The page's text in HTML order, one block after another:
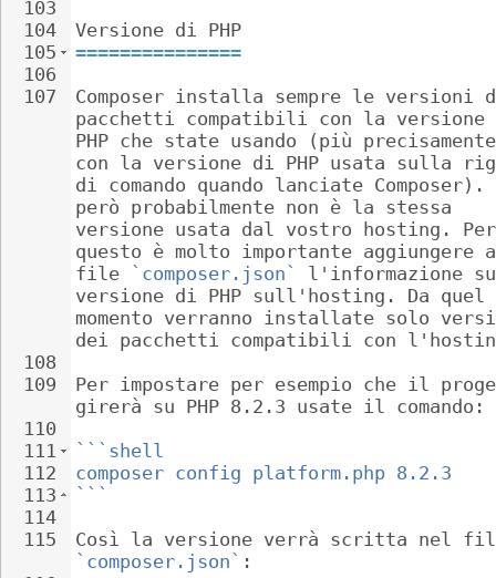
103
104
105
106
107
108
109
110
111
112
113
114
115
Versione di PHP
===============
Composer installa sempre le versioni
pacchetti compatibili con la
PHP che state usando (più
con la versione di PHP usata sulla
di comando quando lanciate
però probabilmente non è la stessa
versione usata dal vostro hosting.
questo è molto importante
file
`composer.json`
l'informazione
versione di PHP sull'hosting. Da quel
momento verranno installate solo
dei pacchetti compatibili con
Per impostare per esempio che il
girerà su PHP 8.2.3 usate il comando:
```shell
composer config platform.php 8.2.3
```
Così la versione verrà scritta nel
`composer.json` :